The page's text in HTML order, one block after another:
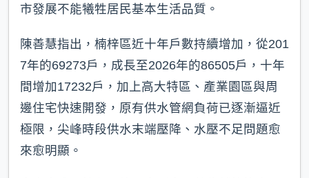
市發展不能犧牲居民基本生活品質。
陳善慧指出，楠梓區近十年戶數持續增加，從201
7年的69273戶，成長至2026年的86505戶，十年
間增加17232戶，加上高大特區、產業園區與周
邊住宅快速開發，原有供水管網負荷已逐漸逼近
極限，尖峰時段供水末端壓降、水壓不足問題愈
來愈明顯。